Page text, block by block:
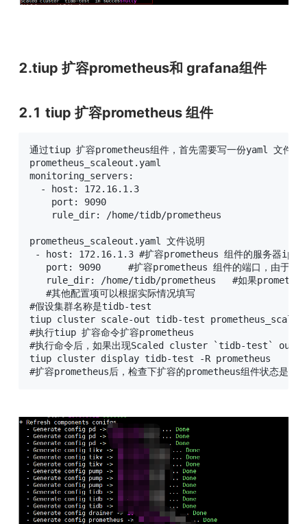
2.tiup 扩容prometheus和 grafana组件
2.1 tiup 扩容prometheus 组件
通过tiup 扩容prometheus组件，首先需要写一份yaml 文件
prometheus_scaleout.yaml
monitoring_servers:
  - host: 172.16.1.3
port: 9090
rule_dir: /home/tidb/prometheus
prometheus_scaleout.yaml 文件说明
- host: 172.16.1.3 #扩容prometheus 组件的服务器ip,由
port: 9090     #扩容prometheus 组件的端口，由于需要
rule_dir: /home/tidb/prometheus   #如果prometheus的
#其他配置项可以根据实际情况填写
#假设集群名称是tidb-test
tiup cluster scale-out tidb-test
#执行tiup 扩容命令扩容prometheus
#执行命令后，如果出现Scaled cluster `tidb-test` out
tiup cluster display tidb-test -R prometheus
#扩容prometheus后，检查下扩容的prometheus组件状态是否